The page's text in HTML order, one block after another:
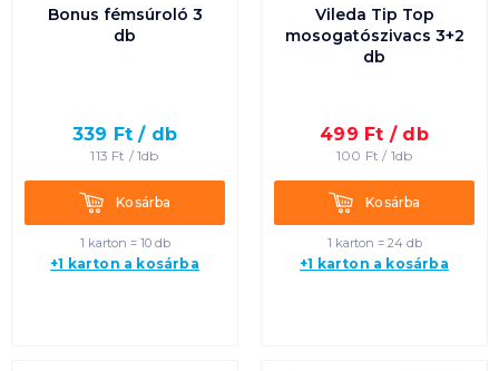
Bonus fémsúroló 3
db
339 Ft / db
113 Ft /1db
KosárbaKosárba
1 karton = 10 db
+1 karton a kosárba
Vileda Tip Top
mosogatószivacs 3+2
db
499 Ft / db
100 Ft / 1db
KosárbaKosárba
1 karton = 24 db
+1 karton a kosárba